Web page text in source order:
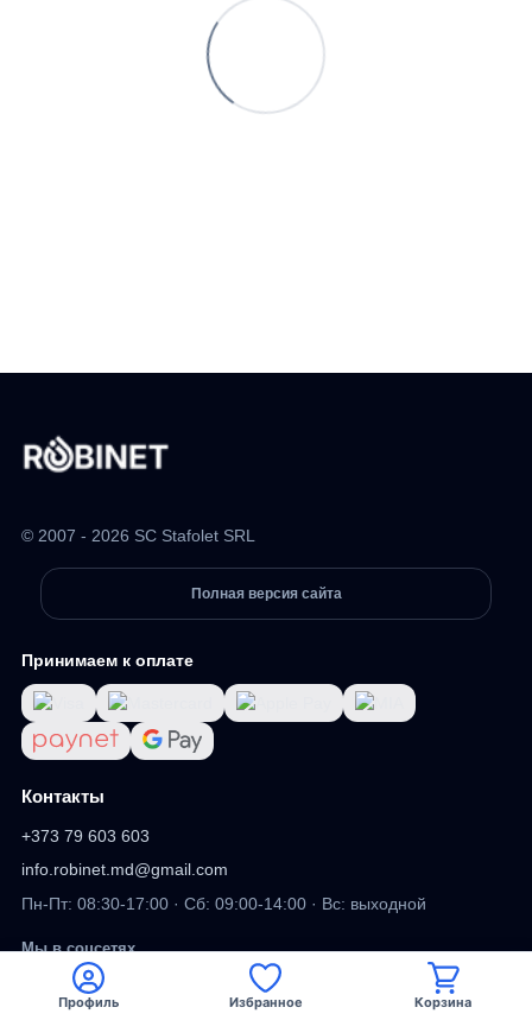
© 2007 - 2026 SC Stafolet SRL
Полная версия сайта
Принимаем к оплате
Контакты
+373 79 603 603
info.robinet.md@gmail.com
Пн-Пт: 08:30-17:00 · Сб: 09:00-14:00 · Вс: выходной
Мы в соцсетях
Facebook
Профиль Избранное Корзина